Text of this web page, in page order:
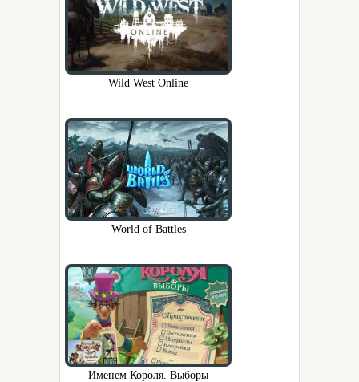
Wild West Online
World of Battles
Именем Короля. Выборы